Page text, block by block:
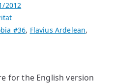
2012
#36, Flavius Ardelean,
for the English version